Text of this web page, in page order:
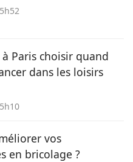
Paris choisir quand
dans les loisirs
vos
en bricolage ?